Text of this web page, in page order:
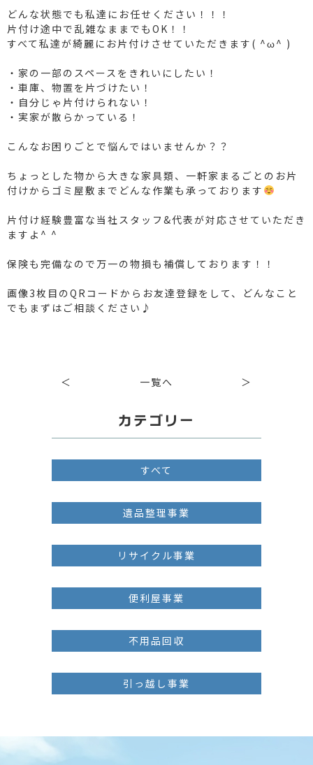
どんな状態でも私達にお任せください！！！
片付け途中で乱雑なままでもOK！！
すべて私達が綺麗にお片付けさせていただきます( ^ω^ )
・家の一部のスペースをきれいにしたい！
・車庫、物置を片づけたい！
・自分じゃ片付けられない！
・実家が散らかっている！
こんなお困りごとで悩んではいませんか？？
ちょっとした物から大きな家具類、一軒家まるごとのお片
付けからゴミ屋敷までどんな作業も承っております
片付け経験豊富な当社スタッフ&代表が対応させていただき
ますよ^ ^
保険も完備なので万一の物損も補償しております！！
画像3枚目のQRコードからお友達登録をして、どんなこと
でもまずはご相談ください♪
＜ 一覧へ ＞
カテゴリー
すべて
遺品整理事業
リサイクル事業
便利屋事業
不用品回収
引っ越し事業